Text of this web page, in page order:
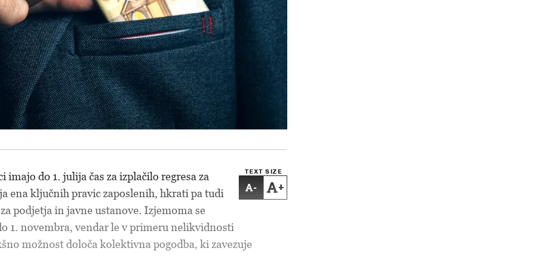
TEXT SIZE
- +
imajo do 1. julija čas za izplačilo regresa za
ena ključnih pravic zaposlenih, hkrati pa tudi
podjetja in javne ustanove. Izjemoma se
1. novembra, vendar le v primeru nelikvidnosti
možnost določa kolektivna pogodba, ki zavezuje